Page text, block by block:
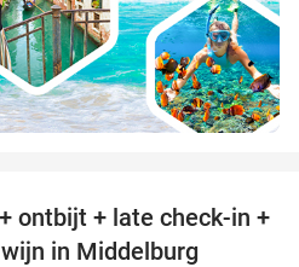
52%
ontbijt + late check-in +
in Middelburg